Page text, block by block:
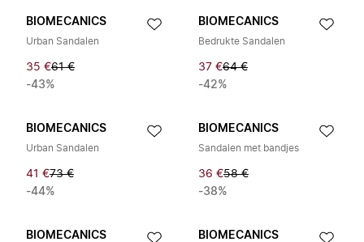
BIOMECANICS
Urban Sandalen
35 €61 €
-43%
BIOMECANICS
Bedrukte Sandalen
37 €64 €
-42%
BIOMECANICS
Urban Sandalen
41 €73 €
-44%
BIOMECANICS
Sandalen met bandjes
36 €58 €
-38%
BIOMECANICS BIOMECANICS